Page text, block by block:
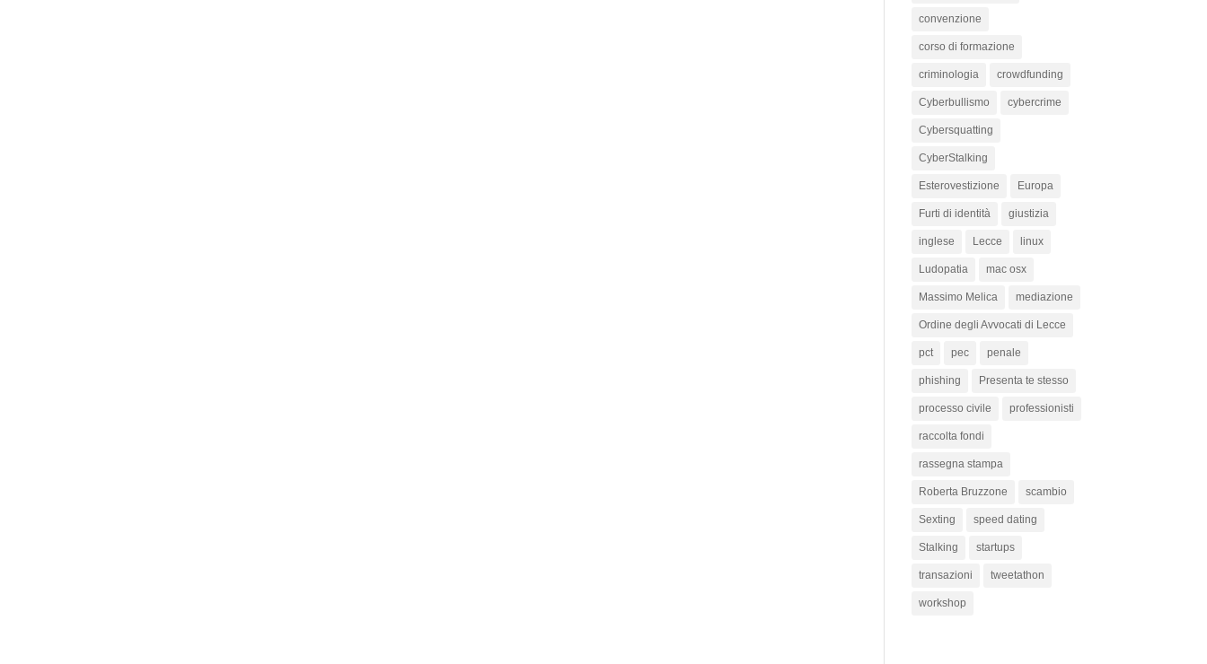
convenzione
corso di formazione
criminologia crowdfunding
Cyberbullismo cybercrime
Cybersquatting
CyberStalking
Esterovestizione Europa
Furti di identità giustizia
inglese Lecce linux
Ludopatia mac osx
Massimo Melica mediazione
Ordine degli Avvocati di Lecce
pct pec penale
phishing Presenta te stesso
processo civile professionisti
raccolta fondi
rassegna stampa
Roberta Bruzzone scambio
Sexting speed dating
Stalking startups
transazioni tweetathon
workshop